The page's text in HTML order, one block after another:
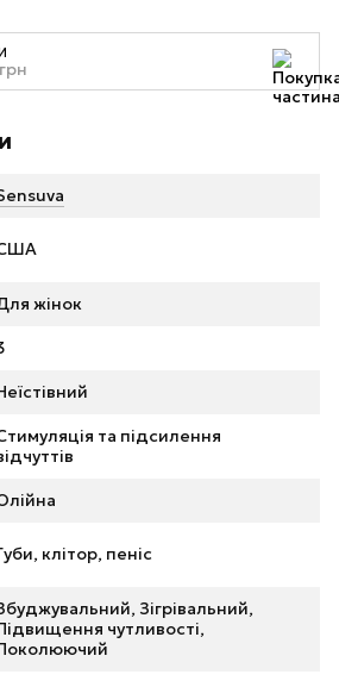
жінок
та підсилення
клітор, пеніс
Зігрівальний,
чутливості,